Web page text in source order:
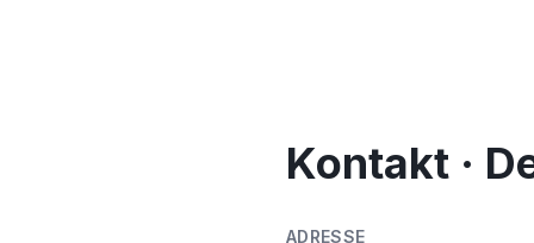
Kontakt ·
ADRESSE